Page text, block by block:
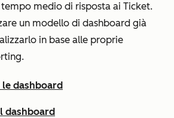
medio di risposta ai Ticket.
un modello di dashboard già
in base alle proprie
le dashboard
dashboard